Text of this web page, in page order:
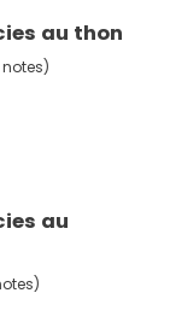
au thon
notes)
au